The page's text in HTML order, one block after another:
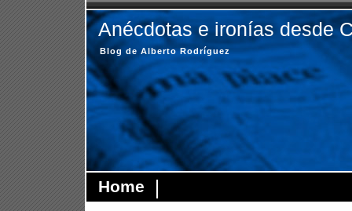
Anécdotas e ironías desde
Blog de Alberto Rodríguez
Home